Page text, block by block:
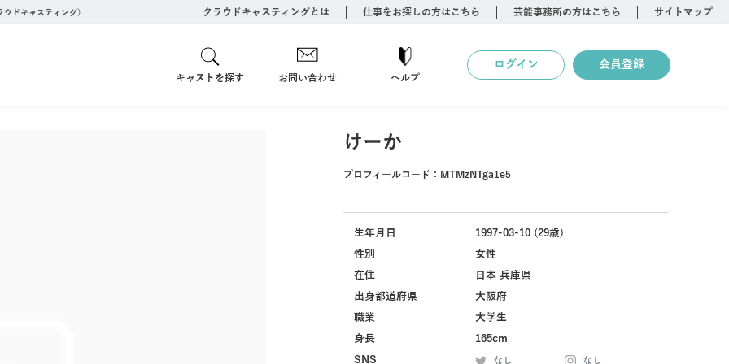
ドキャスティング） クラウドキャスティングとは 仕事をお探しの方はこちら 芸能事務所の方はこちら サイトマップ
キャストを探す お問い合わせ ヘルプ
ログイン 会員登録
けーか
プロフィールコード： MTMzNTga1e5
生年月日
1997-03-10 (29歳)
性別
女性
在住
日本 兵庫県
出身都道府県
大阪府
職業
大学生
身長
165cm
SNS
なし なし